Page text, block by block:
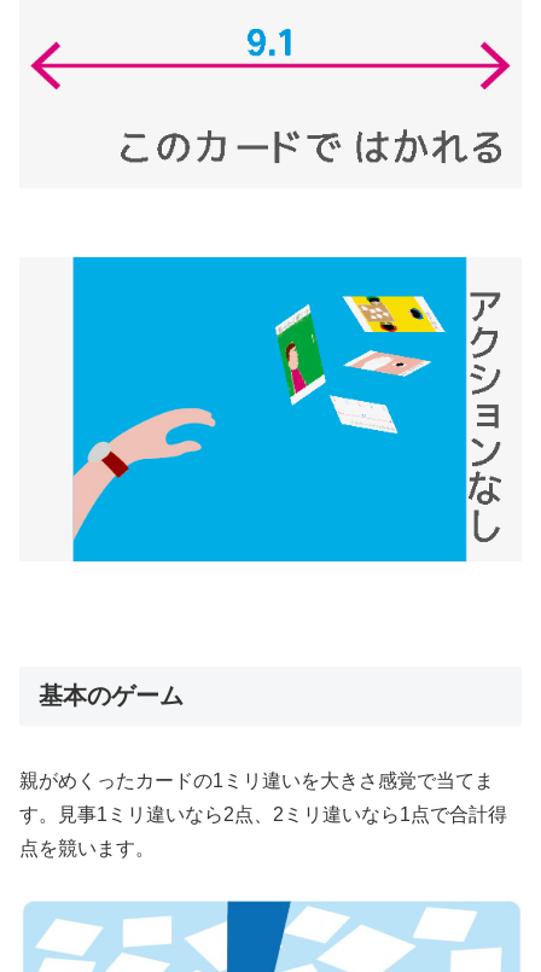
基本のゲーム
親がめくったカードの1ミリ違いを大きさ感覚で当てま
す。見事1ミリ違いなら2点、2ミリ違いなら1点で合計得
点を競います。